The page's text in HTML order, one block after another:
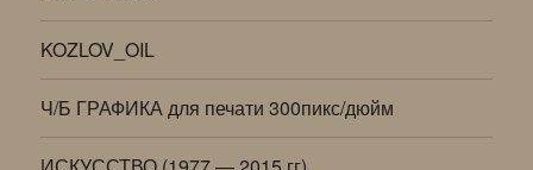
KOZLOV_OIL
Ч/Б ГРАФИКА для печати 300пикс/дюйм